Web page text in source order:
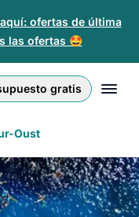
ofertas de última
las ofertas 🤩
gratis
Oust